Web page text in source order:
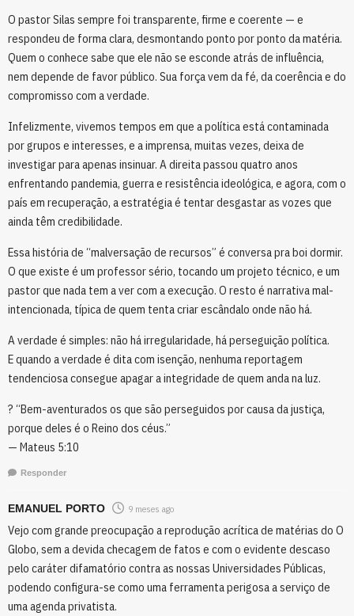
O pastor Silas sempre foi transparente, firme e coerente — e
respondeu de forma clara, desmontando ponto por ponto da matéria.
Quem o conhece sabe que ele não se esconde atrás de influência,
nem depende de favor público. Sua força vem da fé, da coerência e do
compromisso com a verdade.
Infelizmente, vivemos tempos em que a política está contaminada
por grupos e interesses, e a imprensa, muitas vezes, deixa de
investigar para apenas insinuar. A direita passou quatro anos
enfrentando pandemia, guerra e resistência ideológica, e agora, com o
país em recuperação, a estratégia é tentar desgastar as vozes que
ainda têm credibilidade.
Essa história de “malversação de recursos” é conversa pra boi dormir.
O que existe é um professor sério, tocando um projeto técnico, e um
pastor que nada tem a ver com a execução. O resto é narrativa mal-
intencionada, típica de quem tenta criar escândalo onde não há.
A verdade é simples: não há irregularidade, há perseguição política.
E quando a verdade é dita com isenção, nenhuma reportagem
tendenciosa consegue apagar a integridade de quem anda na luz.
? “Bem-aventurados os que são perseguidos por causa da justiça,
porque deles é o Reino dos céus.”
— Mateus 5:10
Responder
EMANUEL PORTO 9 meses ago
Vejo com grande preocupação a reprodução acrítica de matérias do O
Globo, sem a devida checagem de fatos e com o evidente descaso
pelo caráter difamatório contra as nossas Universidades Públicas,
podendo configura-se como uma ferramenta perigosa a serviço de
uma agenda privatista.